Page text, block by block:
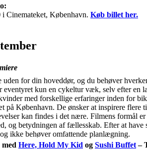
Cinemateket, København. Køb billet her.
for din hoveddør, og du behøver
eventyret kun en cykeltur væk, selv efter en
med forskellige erfaringer inden for
på København. De ønsker at inspirere flere
kan findes i det nære. Filmens formål
og betydningen af fællesskab. Efter at
ikke behøver omfattende planlægning.
med Here, Hold My Kid og Sushi Buffet–